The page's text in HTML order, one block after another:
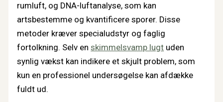
rumluft, og DNA-luftanalyse, som kan
artsbestemme og kvantificere sporer. Disse
metoder kræver specialudstyr og faglig
fortolkning. Selv enskimmelsvamp lugt uden
synlig vækst kan indikere et skjult problem, som
kun en professionel undersøgelse kan afdække
fuldt ud.